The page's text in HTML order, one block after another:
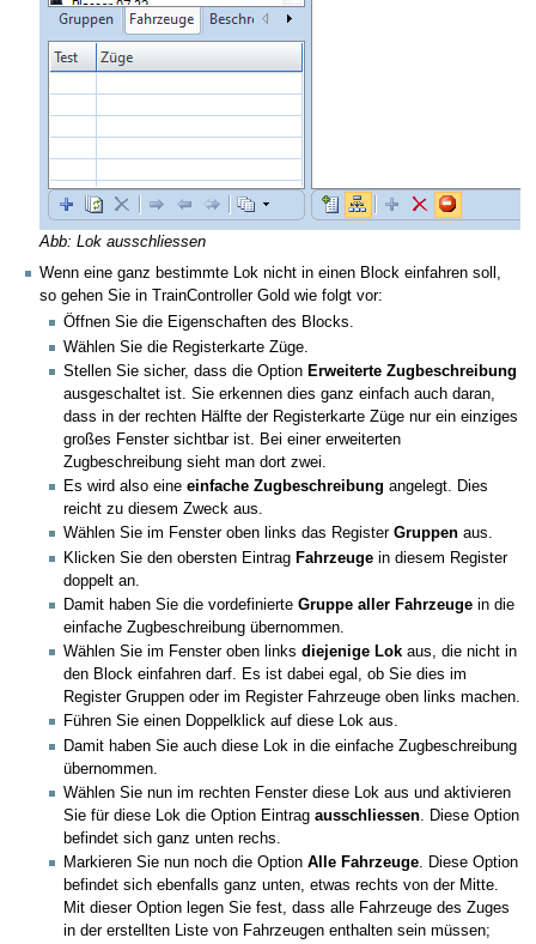
Abb: Lok ausschliessen
Wenn eine ganz bestimmte Lok nicht in einen Block einfahren soll,
so gehen Sie in TrainController Gold wie folgt vor:
Öffnen Sie die Eigenschaften des Blocks.
Wählen Sie die Registerkarte Züge.
Stellen Sie sicher, dass die Option Erweiterte Zugbeschreibung
ausgeschaltet ist. Sie erkennen dies ganz einfach auch daran,
dass in der rechten Hälfte der Registerkarte Züge nur ein einziges
großes Fenster sichtbar ist. Bei einer erweiterten
Zugbeschreibung sieht man dort zwei.
Es wird also eineeinfache Zugbeschreibung angelegt. Dies
reicht zu diesem Zweck aus.
Wählen Sie im Fenster oben links das RegisterGruppen aus.
Klicken Sie den obersten Eintrag Fahrzeuge in diesem Register
doppelt an.
Damit haben Sie die vordefinierteGruppe aller Fahrzeuge in die
einfache Zugbeschreibung übernommen.
Wählen Sie im Fenster oben linksdiejenige Lok aus, die nicht in
den Block einfahren darf. Es ist dabei egal, ob Sie dies im
Register Gruppen oder im Register Fahrzeuge oben links machen.
Führen Sie einen Doppelklick auf diese Lok aus.
Damit haben Sie auch diese Lok in die einfache Zugbeschreibung
übernommen.
Wählen Sie nun im rechten Fenster diese Lok aus und aktivieren
Sie für diese Lok die Option Eintragausschliessen. Diese Option
befindet sich ganz unten rechs.
Markieren Sie nun noch die OptionAlle Fahrzeuge. Diese Option
befindet sich ebenfalls ganz unten, etwas rechts von der Mitte.
Mit dieser Option legen Sie fest, dass alle Fahrzeuge des Zuges
in der erstellten Liste von Fahrzeugen enthalten sein müssen;